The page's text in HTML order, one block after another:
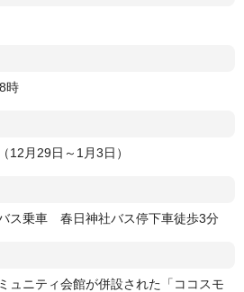
時
12月29日～1月3日）
ス乗車 春日神社バス停下車徒歩3分
ュニティ会館が併設された「ココスモ